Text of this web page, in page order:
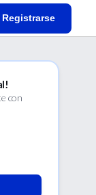
Registrarse
con